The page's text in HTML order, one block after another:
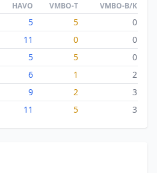
HAVO VMBO-T VMBO-B/K
5 5
0
11 0
0
5 5
0
6 1
2
9 2
3
11 5 3